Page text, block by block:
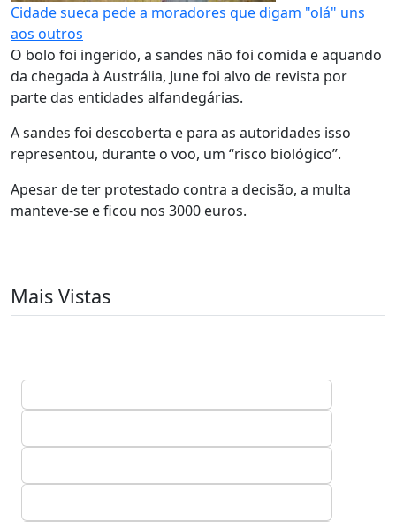
Cidade sueca pede a moradores que digam "olá" uns
aos outros
O bolo foi ingerido, a sandes não foi comida e aquando
da chegada à Austrália, June foi alvo de revista por
parte das entidades alfandegárias.
A sandes foi descoberta e para as autoridades isso
representou, durante o voo, um “risco biológico”.
Apesar de ter protestado contra a decisão, a multa
manteve-se e ficou nos 3000 euros.
Mais Vistas